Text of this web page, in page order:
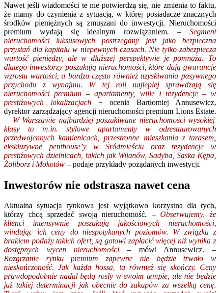
Nawet jeśli wiadomości te nie potwierdzą się, nie zmienia to faktu,
że mamy do czynienia z sytuacją, w której posiadacze znacznych
środków pieniężnych są zmuszani do inwestycji. Nieruchomości
premium wydają się idealnym rozwiązaniem.–Segment
nieruchomości luksusowych postrzegany jest jako bezpieczna
przystań dla kapitału w niepewnych czasach. Nie tylko zabezpiecza
wartość pieniędzy, ale w dłuższej perspektywie je pomnaża. To
dlatego inwestorzy poszukują nieruchomości, które dają gwarancje
wzrostu wartości, a bardzo często również uzyskiwania pasywnego
przychodu z wynajmu. W tej roli najlepiej sprawdzają się
nieruchomości premium – apartamenty, wille i rezydencje – w
prestiżowych lokalizacjach − ocenia Bartłomiej Annusewicz,
dyrektor zarządzający agencji nieruchomości premium Lions Estate.
− W Warszawie najbardziej poszukiwane nieruchomości wysokiej
klasy to m.in. stylowe apartamenty w odrestaurowanych
przedwojennych kamienicach, przestronne mieszkania z tarasem,
ekskluzywne penthouse’y w Śródmieściu oraz rezydencje w
prestiżowych dzielnicach, takich jak Wilanów, Sadyba, Saska Kępa,
Żoliborz i Mokotów – podaje przykłady pożądanych inwestycji.
Inwestorów nie odstrasza nawet cena
Aktualna sytuacja rynkowa jest wyjątkowo korzystna dla tych,
którzy chcą sprzedać swoją nieruchomość. –Obserwujemy, że
klienci
intensywnie poszukują jakościowych nieruchomości,
windując ich ceny do niespotykanych poziomów. W związku z
brakiem podaży takich ofert, są gotowi zapłacić więcej niż wynika z
dostępnych wycen nieruchomości – mówi Annusewicz. –
Rozgrzanie rynku premium zapewne nie będzie trwało w
nieskończoność. Jak każda hossa, ta również się skończy. Ceny
prawdopodobnie nadal będą rosły w swoim tempie, ale nie będzie
już takiej determinacji jak obecnie do zakupów za wszelką cenę.